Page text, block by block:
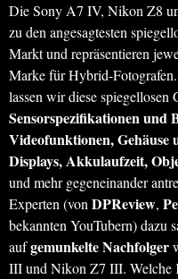
Die Sony A7 IV, Nikon Z8
zu den angesagtesten
Markt und repräsentieren
Marke für Hybrid-
lassen wir diese spiegellosen
Sensorspezifikationen
Videofunktionen, Gehäuse
Displays, Akkulaufzeit,
und mehr gegeneinander
Experten (vonDPReview,
bekannten YouTubern) dazu
aufgemunkelte Nachfolger
III und Nikon Z7 III. Welche